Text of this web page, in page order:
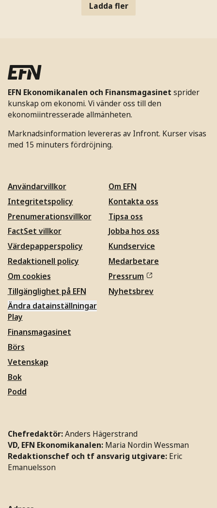
Ladda fler
EFN Ekonomikanalen och Finansmagasinet sprider
kunskap om ekonomi. Vi vänder oss till den
ekonomiintresserade allmänheten.
Marknadsinformation levereras av Infront. Kurser visas
med 15 minuters fördröjning.
Användarvillkor
Integritetspolicy
Prenumerationsvillkor
FactSet villkor
Värdepapperspolicy
Redaktionell policy
Om cookies
Tillgänglighet på EFN
Ändra datainställningar
Om EFN
Kontakta oss
Tipsa oss
Jobba hos oss
Kundservice
Medarbetare
Pressrum
Nyhetsbrev
Play
Finansmagasinet
Börs
Vetenskap
Bok
Podd
Chefredaktör:Anders Hägerstrand
VD, EFN Ekonomikanalen: Maria Nordin Wessman
Redaktionschef och tf ansvarig utgivare: Eric
Emanuelsson